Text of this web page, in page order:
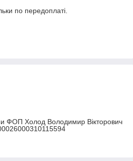
по передоплаті.
ФОП Холод Володимир Вікторович